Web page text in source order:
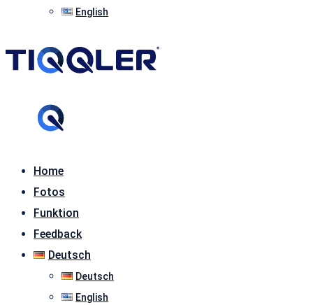
English
Home
Fotos
Funktion
Feedback
Deutsch
Deutsch
English